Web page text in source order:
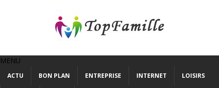
MENU
ACTU BON PLAN ENTREPRISE INTERNET LOISIRS